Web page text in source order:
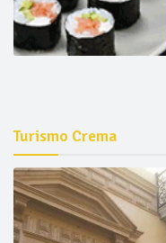
Turismo Crema